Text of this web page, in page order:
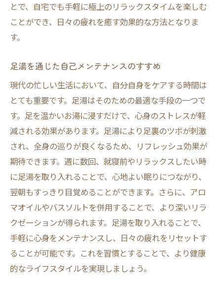
とで、自宅でも手軽に極上のリラックスタイムを楽しむ
ことができ、日々の疲れを癒す効果的な方法となりま
す。
足湯を通じた自己メンテナンスのすすめ
現代の忙しい生活において、自分自身をケアする時間は
とても重要です。足湯はそのための最適な手段の一つで
す。足を温かいお湯に浸すだけで、心身のストレスが軽
減される効果があります。足湯により足裏のツボが刺激
され、全身の巡りが良くなるため、リフレッシュ効果が
期待できます。週に数回、就寝前やリラックスしたい時
に足湯を取り入れることで、心地よい眠りにつながり、
翌朝もすっきり目覚めることができます。さらに、アロ
マオイルやバスソルトを併用することで、より深いリラ
クゼーションが得られます。足湯を取り入れることで、
手軽に心身をメンテナンスし、日々の疲れをリセットす
ることが可能です。これを習慣とすることで、より健康
的なライフスタイルを実現しましょう。